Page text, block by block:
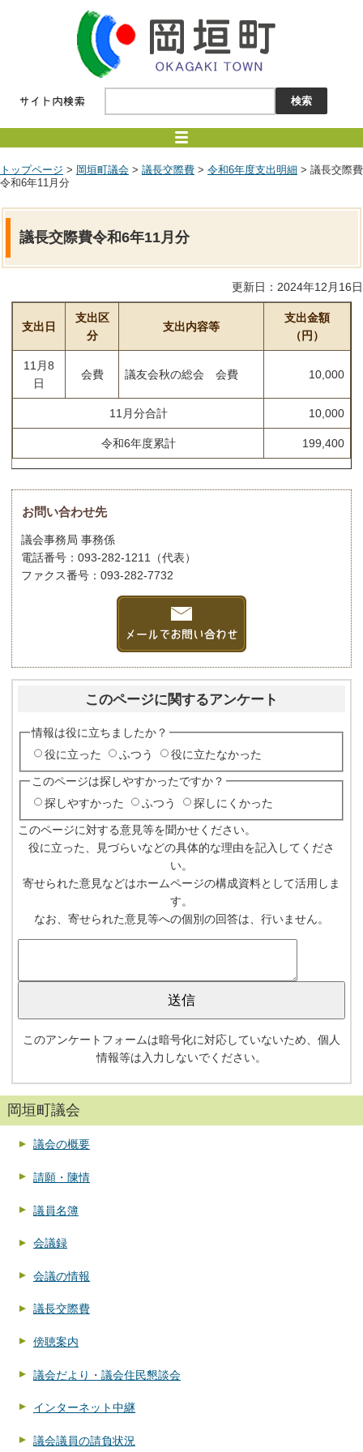
トップページ > 岡垣町議会 > 議長交際費 > 令和6年度支出明細 > 議長交際費
令和6年11月分
議長交際費令和6年11月分
更新日：2024年12月16日
支出日
支出区
分
支出内容等
支出金額
（円）
11月8
日
会費 議友会秋の総会 会費 10,000
11月分合計 10,000
令和6年度累計 199,400
お問い合わせ先
議会事務局 事務係
電話番号：093-282-1211（代表）
ファクス番号：093-282-7732
このページに関するアンケート
情報は役に立ちましたか？
役に立った
ふつう 役に立たなかった
このページは探しやすかったですか？
探しやすかった
ふつう 探しにくかった
このページに対する意見等を聞かせください。
役に立った、見づらいなどの具体的な理由を記入してくださ
い。
寄せられた意見などはホームページの構成資料として活用しま
す。
なお、寄せられた意見等への個別の回答は、行いません。
このアンケートフォームは暗号化に対応していないため、個人
情報等は入力しないでください。
岡垣町議会
議会の概要
請願・陳情
議員名簿
会議録
会議の情報
議長交際費
傍聴案内
議会だより・議会住民懇談会
インターネット中継
議会議員の請負状況